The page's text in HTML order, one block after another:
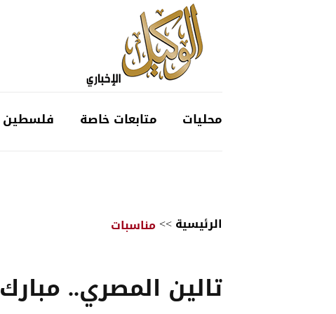
محليات متابعات خاصة فلسطين
الرئيسية>>مناسبات
تالين المصري.. مبارك